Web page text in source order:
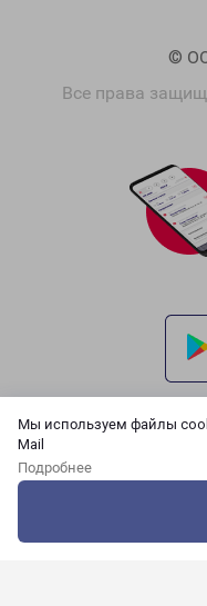
Мы используем файлы
Mail
Подробнее
©
Все права